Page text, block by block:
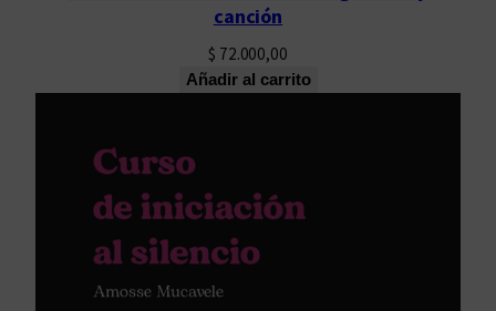
canción
$ 72.000,00
Añadir al carrito